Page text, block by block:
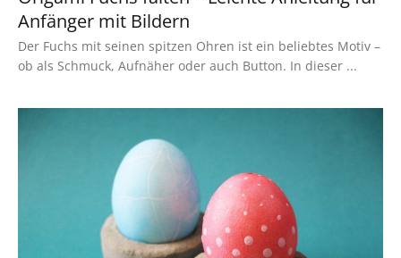
Anfänger mit Bildern
Der Fuchs mit seinen spitzen Ohren ist ein beliebtes Motiv –
ob als Schmuck, Aufnäher oder auch Button. In dieser ...